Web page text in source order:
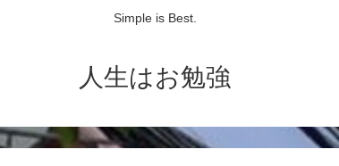
Simple is Best.
人生はお勉強